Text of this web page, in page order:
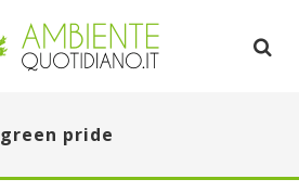
green pride